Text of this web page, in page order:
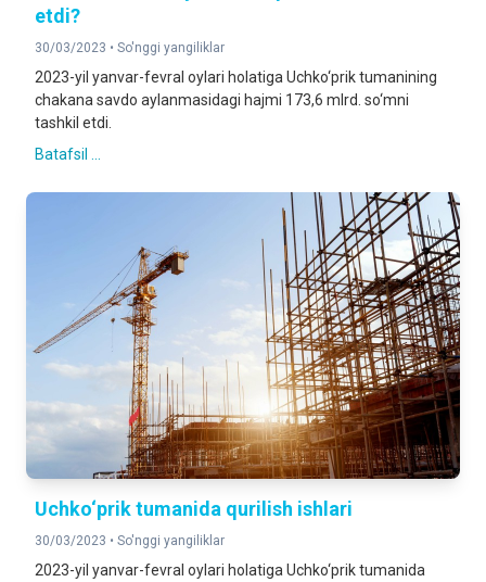
etdi?
30/03/2023 • So'nggi yangiliklar
2023-yil yanvar-fevral oylari holatiga Uchko‘prik tumanining
chakana savdo aylanmasidagi hajmi 173,6 mlrd. so‘mni
tashkil etdi.
Batafsil ...
Uchko‘prik tumanida qurilish ishlari
30/03/2023 • So'nggi yangiliklar
2023-yil yanvar-fevral oylari holatiga Uchko‘prik tumanida